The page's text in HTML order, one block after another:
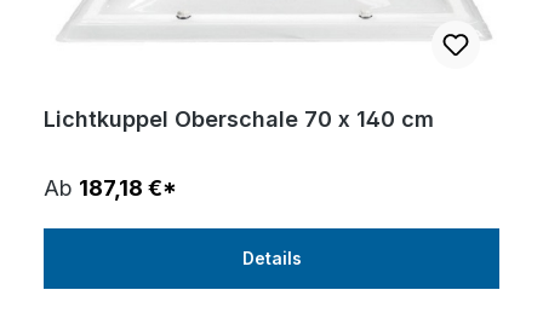
Lichtkuppel Oberschale 70 x 140 cm
Ab 187,18 €*
Details